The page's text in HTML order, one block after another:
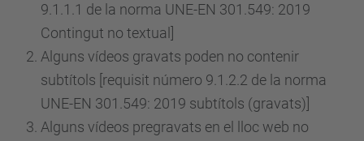
9.1.1.1 de la norma UNE-EN 301.549: 2019
Contingut no textual]
Alguns vídeos gravats poden no contenir
subtítols [requisit número 9.1.2.2 de la norma
UNE-EN 301.549: 2019 subtítols (gravats)]
Alguns vídeos pregravats en el lloc web no